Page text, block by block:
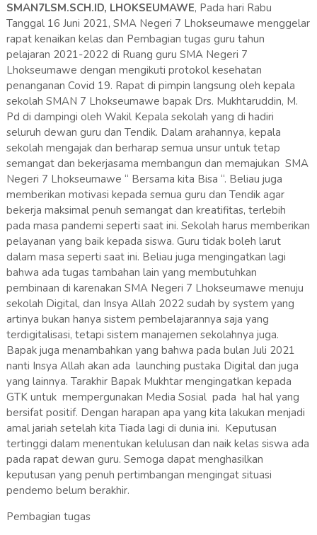
SMAN7LSM.SCH.ID, LHOKSEUMAWE, Pada hari Rabu
Tanggal 16 Juni 2021, SMA Negeri 7 Lhokseumawe menggelar
rapat kenaikan kelas dan Pembagian tugas guru tahun
pelajaran 2021-2022 di Ruang guru SMA Negeri 7
Lhokseumawe dengan mengikuti protokol kesehatan
penanganan Covid 19. Rapat di pimpin langsung oleh kepala
sekolah SMAN 7 Lhokseumawe bapak Drs. Mukhtaruddin, M.
Pd di dampingi oleh Wakil Kepala sekolah yang di hadiri
seluruh dewan guru dan Tendik. Dalam arahannya, kepala
sekolah mengajak dan berharap semua unsur untuk tetap
semangat dan bekerjasama membangun dan memajukan SMA
Negeri 7 Lhokseumawe “ Bersama kita Bisa “. Beliau juga
memberikan motivasi kepada semua guru dan Tendik agar
bekerja maksimal penuh semangat dan kreatifitas, terlebih
pada masa pandemi seperti saat ini. Sekolah harus memberikan
pelayanan yang baik kepada siswa. Guru tidak boleh larut
dalam masa seperti saat ini. Beliau juga mengingatkan lagi
bahwa ada tugas tambahan lain yang membutuhkan
pembinaan di karenakan SMA Negeri 7 Lhokseumawe menuju
sekolah Digital, dan Insya Allah 2022 sudah by system yang
artinya bukan hanya sistem pembelajarannya saja yang
terdigitalisasi, tetapi sistem manajemen sekolahnya juga.
Bapak juga menambahkan yang bahwa pada bulan Juli 2021
nanti Insya Allah akan ada launching pustaka Digital dan juga
yang lainnya. Tarakhir Bapak Mukhtar mengingatkan kepada
GTK untuk mempergunakan Media Sosial pada hal hal yang
bersifat positif. Dengan harapan apa yang kita lakukan menjadi
amal jariah setelah kita Tiada lagi di dunia ini. Keputusan
tertinggi dalam menentukan kelulusan dan naik kelas siswa ada
pada rapat dewan guru. Semoga dapat menghasilkan
keputusan yang penuh pertimbangan mengingat situasi
pendemo belum berakhir.
Pembagian tugas